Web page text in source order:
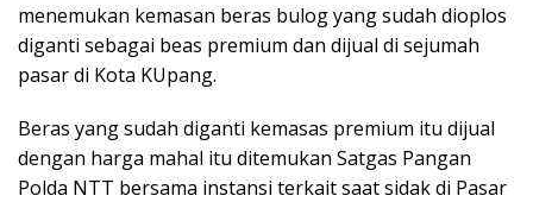
menemukan kemasan beras bulog yang sudah dioplos
diganti sebagai beas premium dan dijual di sejumah
pasar di Kota KUpang.
Beras yang sudah diganti kemasas premium itu dijual
dengan harga mahal itu ditemukan Satgas Pangan
Polda NTT bersama instansi terkait saat sidak di Pasar